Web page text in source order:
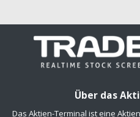
Über das
Das Aktien-Terminal ist eine